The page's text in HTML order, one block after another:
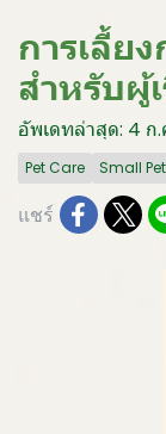
การเลี้ย
สำหรับผู้
อัพเดทล่าสุด: 4 ก
Pet Care Small
แชร์